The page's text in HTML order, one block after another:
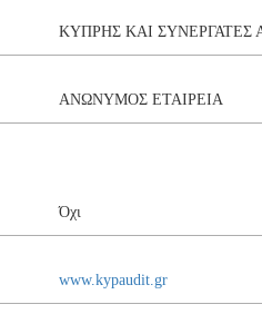
ΚΥΠΡΗΣ ΚΑΙ ΣΥΝΕΡΓΑΤΕΣ
ΑΝΩΝΥΜΟΣ ΕΤΑΙΡΕΙΑ
Όχι
www.kypaudit.gr